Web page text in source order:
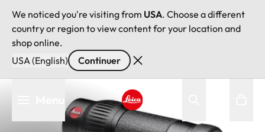
We noticed you're visiting from USA. Choose a different
country or region to view content for your location and
shop online.
USA (English)
Continuer
Leica logo - Home